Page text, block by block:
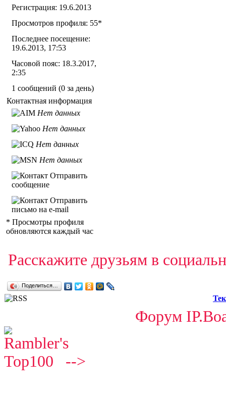
Регистрация: 19.6.2013
Просмотров профиля: 55*
Последнее посещение:
19.6.2013, 17:53
Часовой пояс: 18.3.2017,
2:35
1 сообщений (0 за день)
Контактная информация
Нет данных
Нет данных
Нет данных
Нет данных
Отправить
сообщение
Отправить
письмо на e-mail
* Просмотры профиля
обновляются каждый час
Расскажите друзьям в
Поделиться…
Форум
-->